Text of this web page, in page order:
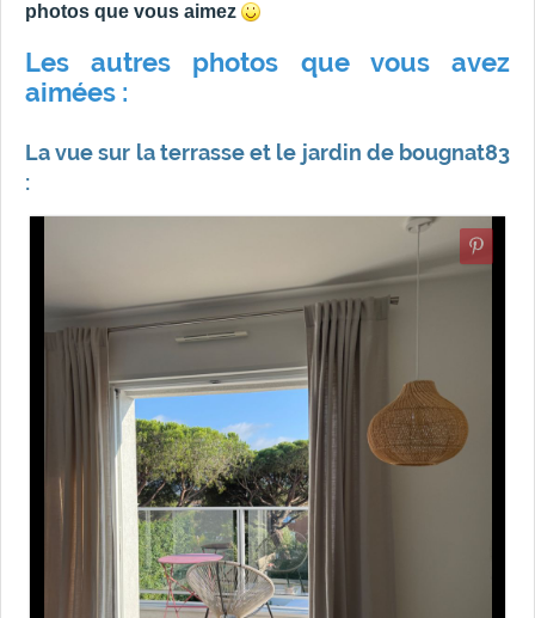
photos que vous aimez
Les autres photos que vous avez
aimées :
La vue sur la terrasse et le jardin de bougnat83
: